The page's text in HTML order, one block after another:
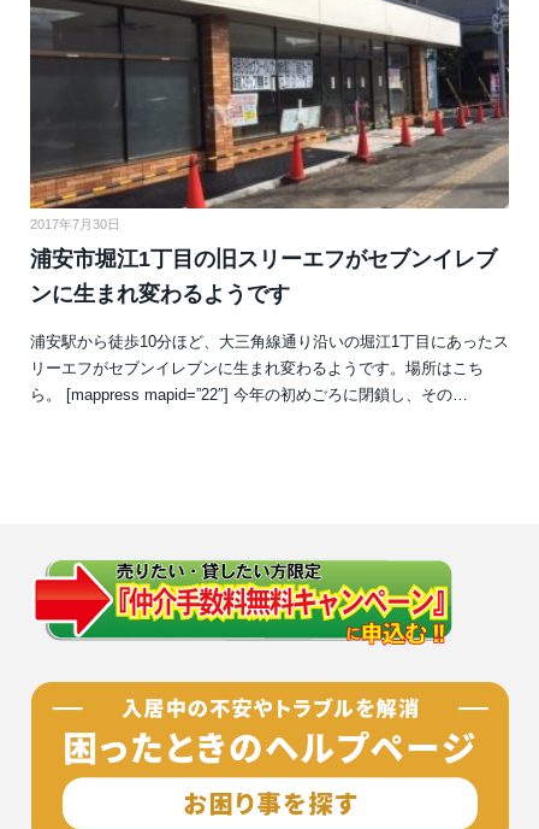
2017年7月30日
浦安市堀江1丁目の旧スリーエフがセブンイレブ
ンに生まれ変わるようです
浦安駅から徒歩10分ほど、大三角線通り沿いの堀江1丁目にあったス
リーエフがセブンイレブンに生まれ変わるようです。場所はこち
ら。 [mappress mapid=”22″] 今年の初めごろに閉鎖し、その…